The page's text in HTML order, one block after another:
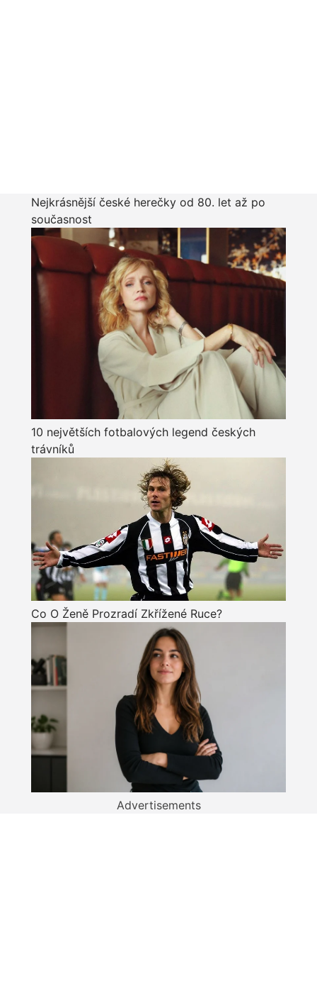
Nejkrásnější české herečky od 80. let až po
současnost
10 největších fotbalových legend českých
trávníků
Co O Ženě Prozradí Zkřížené Ruce?
Advertisements